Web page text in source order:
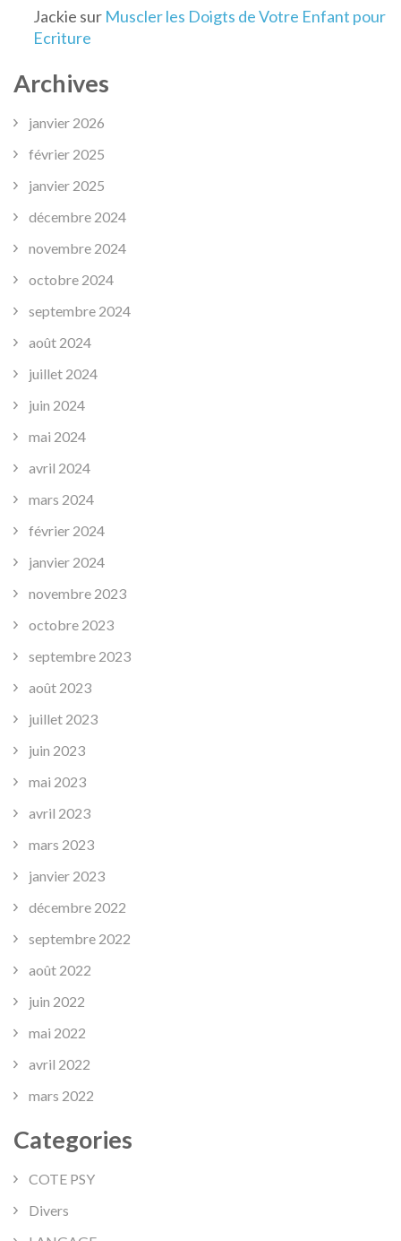
Jackie sur Muscler les Doigts de Votre Enfant pour
Ecriture
Archives
janvier 2026
février 2025
janvier 2025
décembre 2024
novembre 2024
octobre 2024
septembre 2024
août 2024
juillet 2024
juin 2024
mai 2024
avril 2024
mars 2024
février 2024
janvier 2024
novembre 2023
octobre 2023
septembre 2023
août 2023
juillet 2023
juin 2023
mai 2023
avril 2023
mars 2023
janvier 2023
décembre 2022
septembre 2022
août 2022
juin 2022
mai 2022
avril 2022
mars 2022
Categories
COTE PSY
Divers